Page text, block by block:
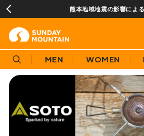
¥3,980(税込)以上のご
MEN WOMEN